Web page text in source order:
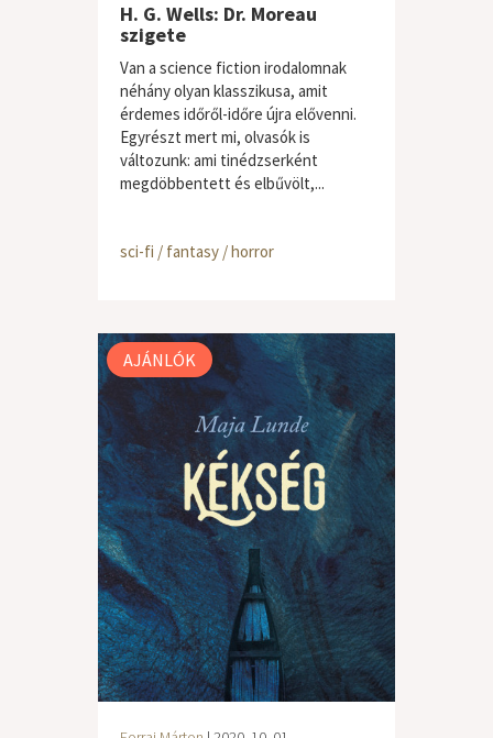
H. G. Wells: Dr. Moreau
szigete
Van a science fiction irodalomnak
néhány olyan klasszikusa, amit
érdemes időről-időre újra elővenni.
Egyrészt mert mi, olvasók is
változunk: ami tinédzserként
megdöbbentett és elbűvölt,...
sci-fi / fantasy / horror
AJÁNLÓK